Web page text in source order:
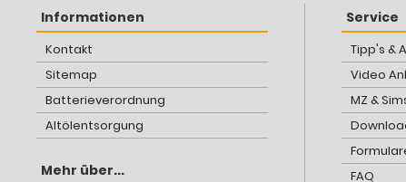
Informationen
Kontakt
Sitemap
Batterieverordnung
Altölentsorgung
Mehr über...
Service
Tipp's &
Video
MZ &
FAQ